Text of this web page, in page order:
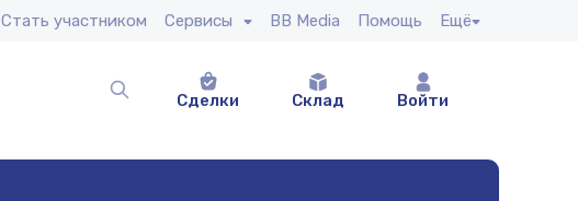
Стать участником Сервисы BB Media Помощь Ещё
Сделки
Склад Войти